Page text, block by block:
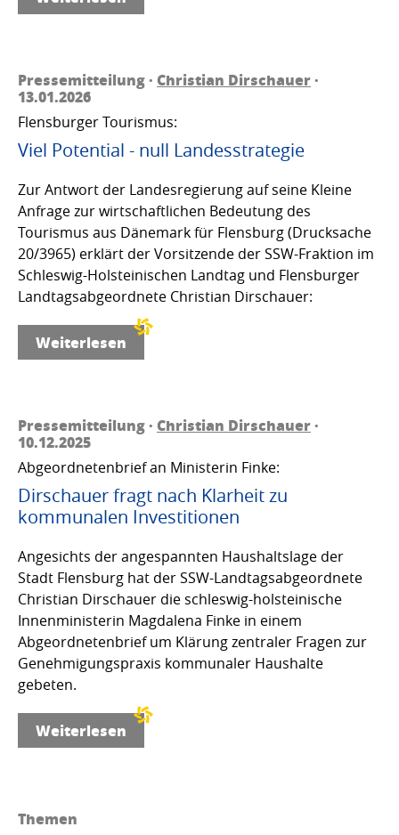
Pressemitteilung · Christian Dirschauer·
13.01.2026
Flensburger Tourismus:
Viel Potential - null Landesstrategie
Zur Antwort der Landesregierung auf seine Kleine
Anfrage zur wirtschaftlichen Bedeutung des
Tourismus aus Dänemark für Flensburg (Drucksache
20/3965) erklärt der Vorsitzende der SSW-Fraktion im
Schleswig-Holsteinischen Landtag und Flensburger
Landtagsabgeordnete Christian Dirschauer:
Weiterlesen
Pressemitteilung · Christian Dirschauer·
10.12.2025
Abgeordnetenbrief an Ministerin Finke:
Dirschauer fragt nach Klarheit zu
kommunalen Investitionen
Angesichts der angespannten Haushaltslage der
Stadt Flensburg hat der SSW-Landtagsabgeordnete
Christian Dirschauer die schleswig-holsteinische
Innenministerin Magdalena Finke in einem
Abgeordnetenbrief um Klärung zentraler Fragen zur
Genehmigungspraxis kommunaler Haushalte
gebeten.
Weiterlesen
Themen